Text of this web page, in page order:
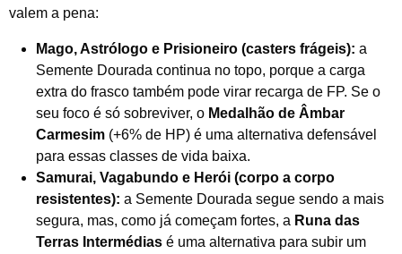
valem a pena:
Mago, Astrólogo e Prisioneiro (casters frágeis): a
Semente Dourada continua no topo, porque a carga
extra do frasco também pode virar recarga de FP. Se o
seu foco é só sobreviver, o Medalhão de Âmbar
Carmesim (+6% de HP) é uma alternativa defensável
para essas classes de vida baixa.
Samurai, Vagabundo e Herói (corpo a corpo
resistentes): a Semente Dourada segue sendo a mais
segura, mas, como já começam fortes, a Runa das
Terras Intermédias é uma alternativa para subir um